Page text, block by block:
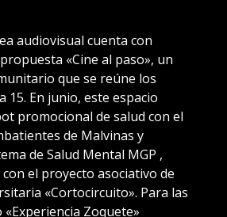
audiovisual cuenta con
«Cine al paso», un
que se reúne los
15. En junio, este espacio
promocional de salud con el
de Malvinas y
de Salud Mental MGP ,
el proyecto asociativo de
«Cortocircuito». Para las
«Experiencia Zoquete»